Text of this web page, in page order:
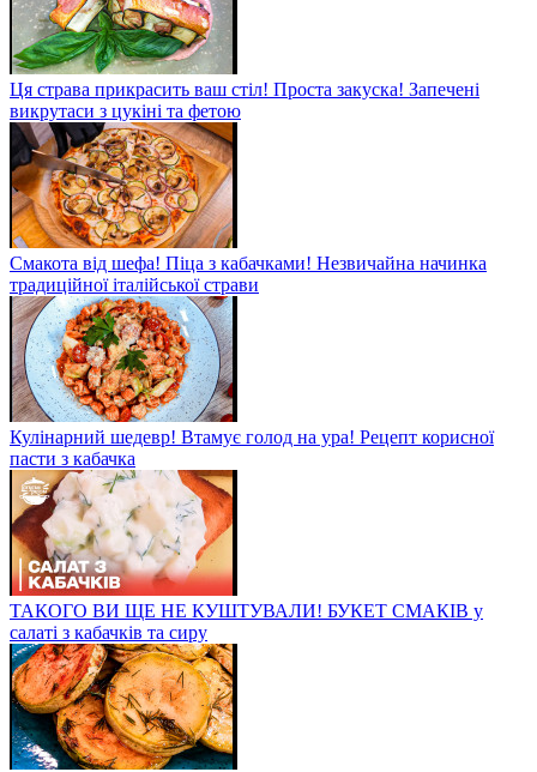
Ця страва прикрасить ваш стіл! Проста закуска! Запечені
викрутаси з цукіні та фетою
Смакота від шефа! Піца з кабачками! Незвичайна начинка
традиційної італійської страви
Кулінарний шедевр! Втамує голод на ура! Рецепт корисної
пасти з кабачка
ТАКОГО ВИ ЩЕ НЕ КУШТУВАЛИ! БУКЕТ СМАКІВ у
салаті з кабачків та сиру